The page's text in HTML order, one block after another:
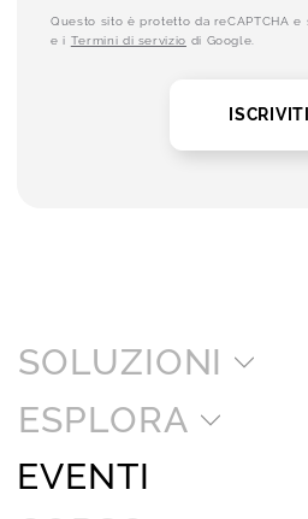
Questo sito è protetto da reCAPTCHA e
e i Termini di servizio di Google.
ISCRIVITI
SOLUZIONI
ESPLORA
EVENTI